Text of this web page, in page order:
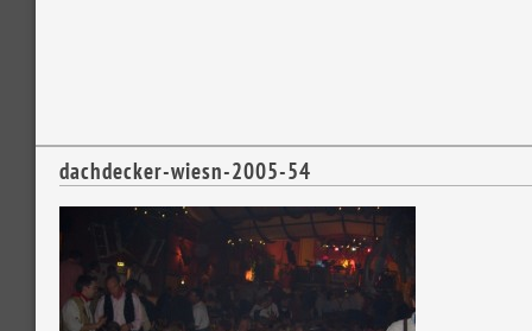
dachdecker-wiesn-2005-54